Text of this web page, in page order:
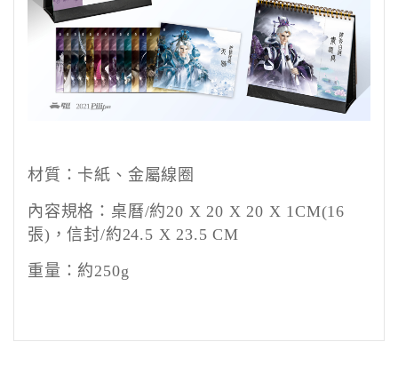
材質：卡紙、金屬線圈
內容規格：桌曆/約20 X 20 X 20 X 1CM(16
張) ，信封/約24.5 X 23.5 CM
重量：約250g